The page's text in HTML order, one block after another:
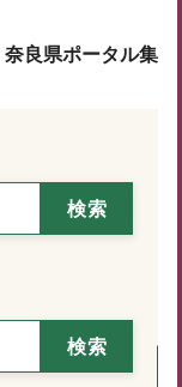
奈良県ポータル集